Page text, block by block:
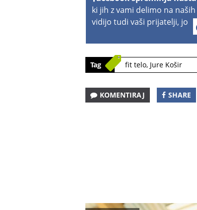
ki jih z vami delimo na
vidijo tudi vaši prijatelji, jo
Tag fit telo, Jure Košir
KOMENTIRAJ SHARE